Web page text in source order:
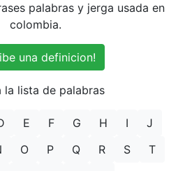
palabras y jerga usada en
colombia.
una definicion!
la lista de palabras
E F G H I
J
O P Q R S
T